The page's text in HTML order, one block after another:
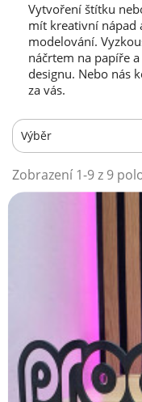
Vytvoření štítku
mít kreativní nápad
modelování.
náčrtem na papíře
designu. Nebo nás
za vás.
Výběr
Zobrazení 1-9 z 9